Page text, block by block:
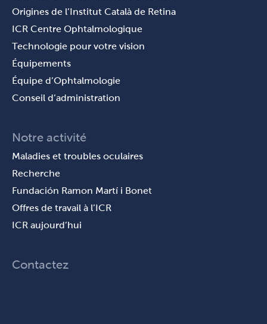
Origines de l’Institut Català de Retina
ICR Centre Ophtalmologique
Technologie pour votre vision
Équipements
Équipe d’Ophtalmologie
Conseil d’administration
Notre activité
Maladies et troubles oculaires
Recherche
Fundación Ramon Martí i Bonet
Offres de travail à l’ICR
ICR aujourd’hui
Contactez